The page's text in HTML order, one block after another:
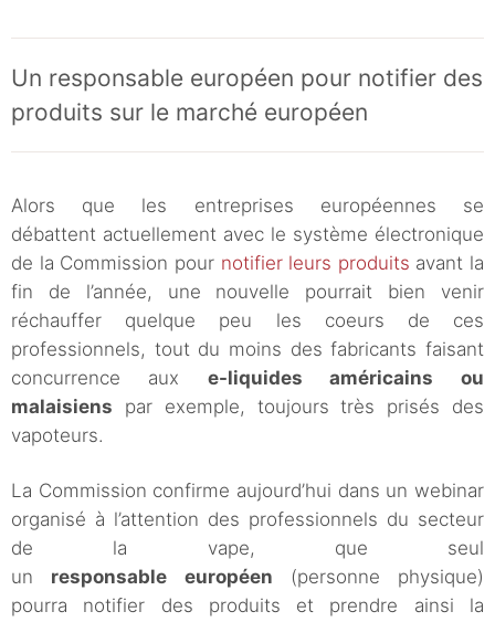
Un responsable européen pour notifier des
produits sur le marché européen
Alors que les entreprises européennes se
débattent actuellement avec le système électronique
de la Commission pour notifier leurs produits avant la
fin de l’année, une nouvelle pourrait bien venir
réchauffer quelque peu les coeurs de ces
professionnels, tout du moins des fabricants faisant
concurrence aux e-liquides américains
ou
malaisiens par exemple, toujours très prisés des
vapoteurs.
La Commission confirme aujourd’hui dans un webinar
organisé à l’attention des professionnels du secteur
de la vape, que seul
un responsable européen (personne physique)
pourra notifier des produits et prendre ainsi la